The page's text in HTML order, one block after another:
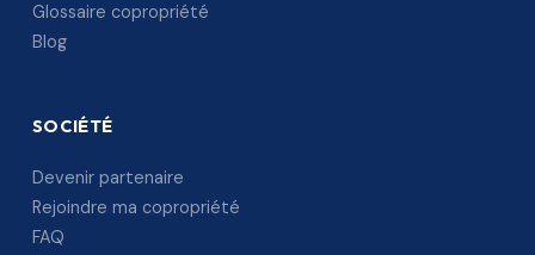
Glossaire copropriété
Blog
SOCIÉTÉ
Devenir partenaire
Rejoindre ma copropriété
FAQ